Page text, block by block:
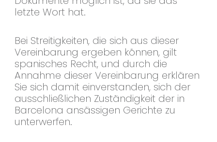
letzte Wort hat.
Bei Streitigkeiten, die sich aus dieser
Vereinbarung ergeben können, gilt
spanisches Recht, und durch die
Annahme dieser Vereinbarung erklären
Sie sich damit einverstanden, sich der
ausschließlichen Zuständigkeit der in
Barcelona ansässigen Gerichte zu
unterwerfen.